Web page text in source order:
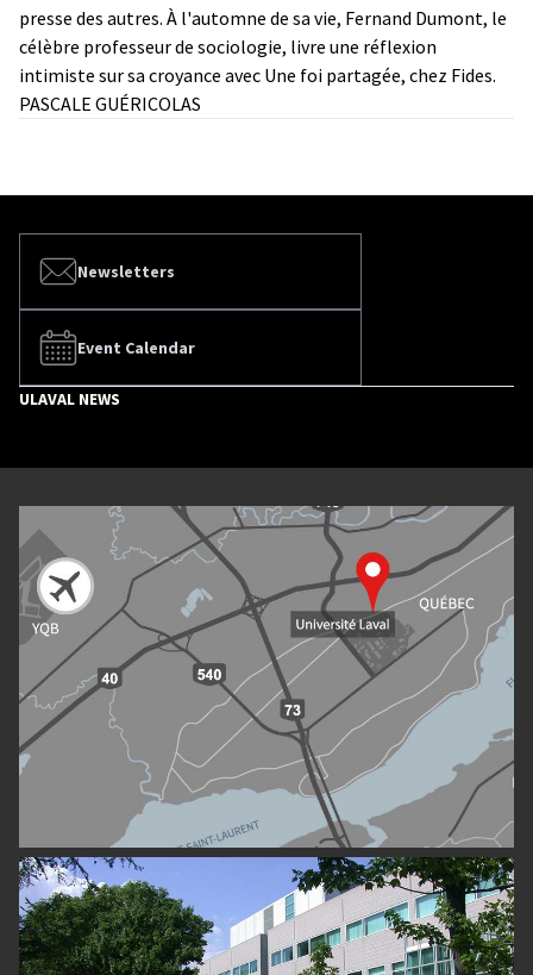
presse des autres. À l'automne de sa vie, Fernand Dumont, le
célèbre professeur de sociologie, livre une réflexion
intimiste sur sa croyance avec Une foi partagée, chez Fides.
PASCALE GUÉRICOLAS
Newsletters
Event Calendar
ULAVAL NEWS